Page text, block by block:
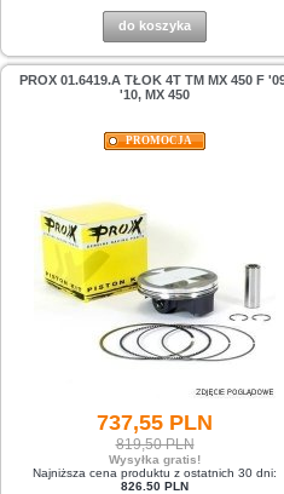
do koszyka
PROX 01.6419.A TŁOK 4T TM MX 450 F
'10, MX 450
PROMOCJA
737,55 PLN
819,50 PLN
Wysyłka gratis!
Najniższa cena produktu z ostatnich 30 dni:
826.50 PLN